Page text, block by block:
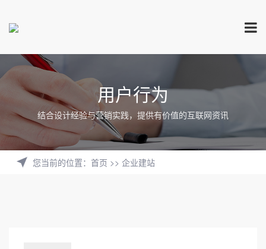
用户行为
结合设计经验与营销实践，提供有价值的互联网资讯
您当前的位置： 首页 >> 企业建站